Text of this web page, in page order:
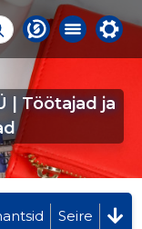
| Töötajad ja
Seire